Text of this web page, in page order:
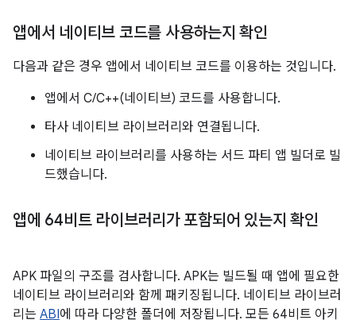
앱에서 네이티브 코드를 사용하는지 확인
다음과 같은 경우 앱에서 네이티브 코드를 이용하는 것입니다.
앱에서 C/C++(네이티브) 코드를 사용합니다.
타사 네이티브 라이브러리와 연결됩니다.
네이티브 라이브러리를 사용하는 서드 파티 앱 빌더로 빌
드했습니다.
앱에 64비트 라이브러리가 포함되어 있는지 확인
APK 파일의 구조를 검사합니다. APK는 빌드될 때 앱에 필요한
네이티브 라이브러리와 함께 패키징됩니다. 네이티브 라이브러
리는 ABI에 따라 다양한 폴더에 저장됩니다. 모든 64비트 아키